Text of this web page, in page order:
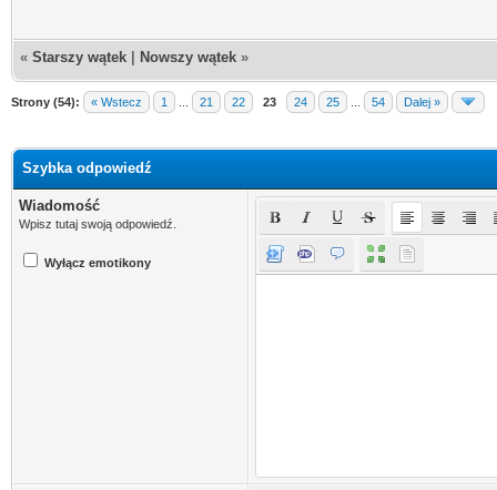
« Starszy wątek Nowszy wątek »
Strony (54): « Wstecz 1 21 22 23 24 25 54 Dalej »
Szybka odpowiedź
Wiadomość
Wpisz tutaj swoją odpowiedź.
Wyłącz emotikony